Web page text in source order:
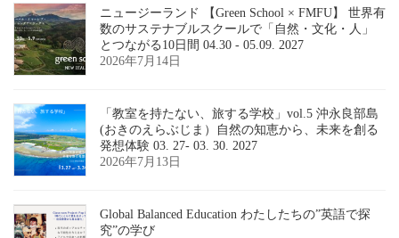
ニュージーランド 【Green School × FMFU】 世界有
数のサステナブルスクールで「自然・文化・人」
とつながる10日間 04.30 - 05.09. 2027
2026年7月14日
「教室を持たない、旅する学校」vol.5 沖永良部島
(おきのえらぶじま）自然の知恵から、未来を創る
発想体験 03. 27- 03. 30. 2027
2026年7月13日
Global Balanced Education わたしたちの”英語で探
究”の学び